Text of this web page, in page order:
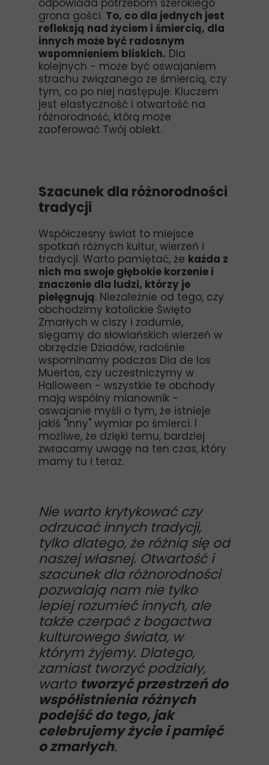
odpowiada potrzebom szerokiego
grona gości. To, co dla jednych jest
refleksją nad życiem i śmiercią, dla
innych może być radosnym
wspomnieniem bliskich. Dla
kolejnych - może być oswajaniem
strachu związanego ze śmiercią, czy
tym, co po niej następuje. Kluczem
jest elastyczność i otwartość na
różnorodność, którą może
zaoferować Twój obiekt.
Szacunek dla różnorodności
tradycji
Współczesny świat to miejsce
spotkań różnych kultur, wierzeń i
tradycji. Warto pamiętać, że każda z
nich ma swoje głębokie korzenie i
znaczenie dla ludzi, którzy je
pielęgnują. Niezależnie od tego, czy
obchodzimy katolickie Święto
Zmarłych w ciszy i zadumie,
sięgamy do słowiańskich wierzeń w
obrzędzie Dziadów, radośnie
wspominamy podczas Dia de los
Muertos, czy uczestniczymy w
Halloween - wszystkie te obchody
mają wspólny mianownik -
oswajanie myśli o tym, że istnieje
jakiś "inny" wymiar po śmierci. I
możliwe, że dzięki temu, bardziej
zwracamy uwagę na ten czas, który
mamy tu i teraz.
Nie warto krytykować czy
odrzucać innych tradycji,
tylko dlatego, że różnią się od
naszej własnej. Otwartość i
szacunek dla różnorodności
pozwalają nam nie tylko
lepiej rozumieć innych, ale
także czerpać z bogactwa
kulturowego świata, w
którym żyjemy. Dlatego,
zamiast tworzyć podziały,
warto tworzyć przestrzeń do
współistnienia różnych
podejść do tego, jak
celebrujemy życie i pamięć
o zmarłych.